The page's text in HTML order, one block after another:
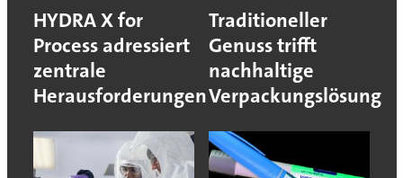
HYDRA X for
Process adressiert
zentrale
Herausforderungen
Traditioneller
Genuss trifft
nachhaltige
Verpackungslösung